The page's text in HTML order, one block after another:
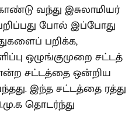
வந்து இசுலாமியர்
போல் இப்போது
பறிக்க,
ஒழுங்குமுறை சட்டத்
என்ற சட்டத்தை ஒன்றிய
இந்த சட்டத்தை ரத்து
தொடர்ந்து